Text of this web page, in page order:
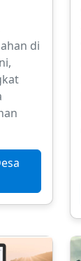
di